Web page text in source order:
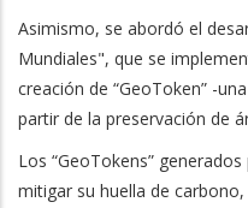
Asimismo, se abordó el
Mundiales", que se
creación de “GeoToken” -
partir de la preservación de
Los “GeoTokens”
mitigar su huella de